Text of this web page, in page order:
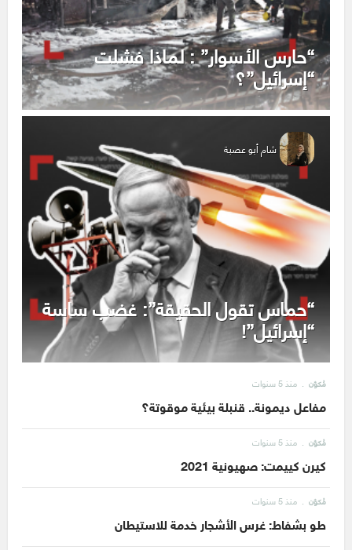
“حارس الأسوار” : لماذا فشلت
“إسرائيل”؟
شام أبو عصبة
“حماس تقول الحقيقة”: غضب ساسة
“إسرائيل”!
مُكوّن منذ 5 سنوات
مفاعل ديمونة.. قنبلة بيئية موقوتة؟
مُكوّن منذ 5 سنوات
كيرن كييمت: صهيونية 2021
مُكوّن منذ 5 سنوات
طو بشفاط: غرس الأشجار خدمة للاستيطان